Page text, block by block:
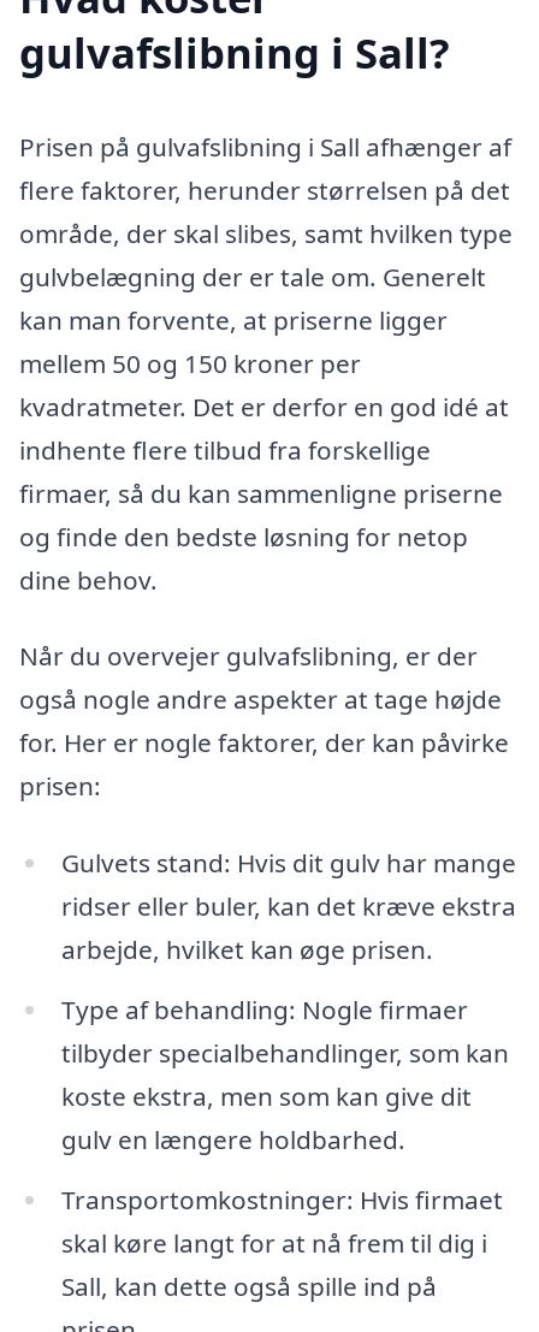
gulvafslibning i Sall?
Prisen på gulvafslibning i Sall afhænger af
flere faktorer, herunder størrelsen på det
område, der skal slibes, samt hvilken type
gulvbelægning der er tale om. Generelt
kan man forvente, at priserne ligger
mellem 50 og 150 kroner per
kvadratmeter. Det er derfor en god idé at
indhente flere tilbud fra forskellige
firmaer, så du kan sammenligne priserne
og finde den bedste løsning for netop
dine behov.
Når du overvejer gulvafslibning, er der
også nogle andre aspekter at tage højde
for. Her er nogle faktorer, der kan påvirke
prisen:
Gulvets stand: Hvis dit gulv har mange
ridser eller buler, kan det kræve ekstra
arbejde, hvilket kan øge prisen.
Type af behandling: Nogle firmaer
tilbyder specialbehandlinger, som kan
koste ekstra, men som kan give dit
gulv en længere holdbarhed.
Transportomkostninger: Hvis firmaet
skal køre langt for at nå frem til dig i
Sall, kan dette også spille ind på